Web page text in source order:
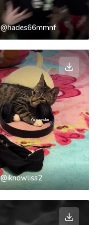
@hades66mmnf
@iknowliss2